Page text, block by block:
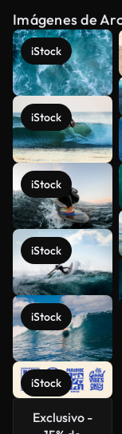
Imágenes de
iStock
iStock
iStock
iStock
iStock
iStock
Exclusivo -